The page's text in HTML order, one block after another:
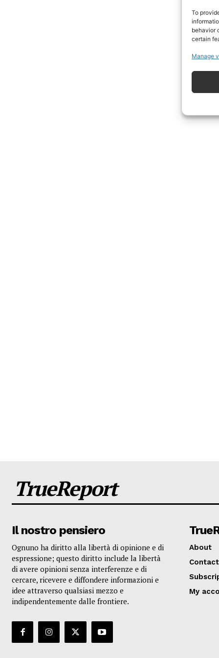
To
behavior
certain
Manage
TrueReport
Il nostro pensiero
Ognuno ha diritto alla libertà di opinione e di
espressione; questo diritto include la libertà
di avere opinioni senza interferenze e di
cercare, ricevere e diffondere informazioni e
idee attraverso qualsiasi mezzo e
indipendentemente dalle frontiere.
About
My